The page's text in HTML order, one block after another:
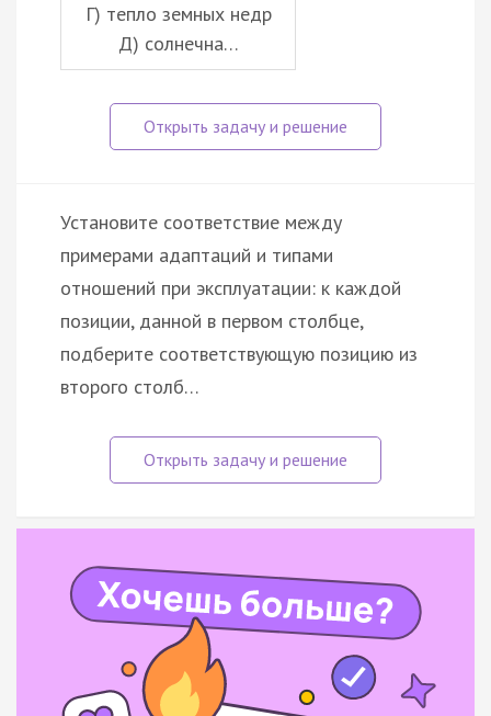
Г) тепло земных недр
Д) солнечна…
Установите соответствие между
примерами адаптаций и типами
отношений при эксплуатации: к каждой
позиции, данной в первом столбце,
подберите соответствующую позицию из
второго столб…